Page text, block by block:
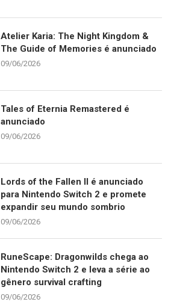
Atelier Karia: The Night Kingdom &
The Guide of Memories é anunciado
09/06/2026
Tales of Eternia Remastered é
anunciado
09/06/2026
Lords of the Fallen II é anunciado
para Nintendo Switch 2 e promete
expandir seu mundo sombrio
09/06/2026
RuneScape: Dragonwilds chega ao
Nintendo Switch 2 e leva a série ao
gênero survival crafting
09/06/2026